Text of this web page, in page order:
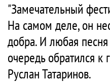
"Замечательный
На самом деле, он
добра. И любая
очередь обратился к
Руслан Татаринов.